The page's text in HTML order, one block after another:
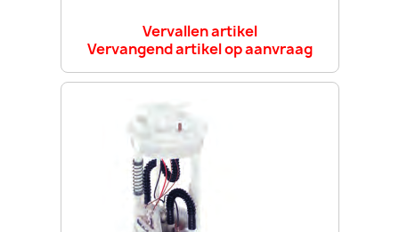
Vervallen artikel
Vervangend artikel op aanvraag